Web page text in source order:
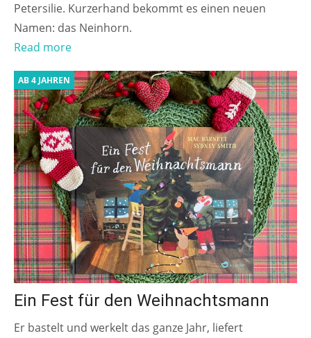
Petersilie. Kurzerhand bekommt es einen neuen
Namen: das Neinhorn.
Read more
AB 4 JAHREN
Ein Fest für den Weihnachtsmann
Er bastelt und werkelt das ganze Jahr, liefert